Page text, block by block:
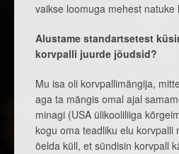
vaikse loomuga mehest natuke
Alustame standartsetest
korvpalli juurde jõudsid?
Mu isa oli korvpallimängija,
aga ta mängis omal ajal
minagi (USA ülikooliliiga
kogu oma teadliku elu korvpalli
öelda küll, et sündisin korvpall